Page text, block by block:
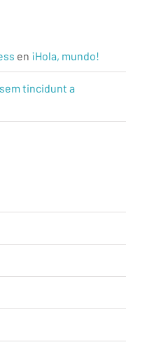
en ¡Hola, mundo!
tincidunt a